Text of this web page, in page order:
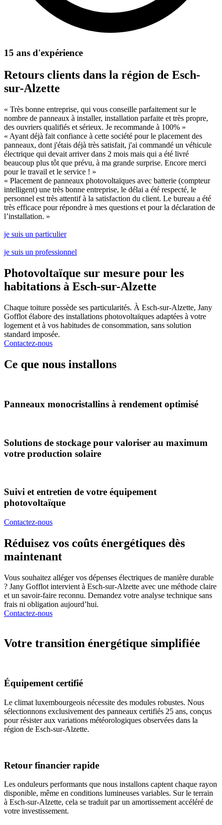
15 ans d'expérience
Retours clients dans la région de Esch-
sur-Alzette
« Très bonne entreprise, qui vous conseille parfaitement sur le
nombre de panneaux à installer, installation parfaite et très propre,
des ouvriers qualifiés et sérieux. Je recommande à 100% »
« Ayant déjà fait confiance à cette société pour le placement des
panneaux, dont j'étais déjà très satisfait, j'ai commandé un véhicule
électrique qui devait arriver dans 2 mois mais qui a été livré
beaucoup plus tôt que prévu, à ma grande surprise. Encore merci
pour le travail et le service ! »
« Placement de panneaux photovoltaïques avec batterie (compteur
intelligent) une très bonne entreprise, le délai a été respecté, le
personnel est très attentif à la satisfaction du client. Le bureau a été
très efficace pour répondre à mes questions et pour la déclaration de
l’installation. »
je suis un particulier
je suis un professionnel
Photovoltaïque sur mesure pour les
habitations à Esch-sur-Alzette
Chaque toiture possède ses particularités. À Esch-sur-Alzette, Jany
Gofflot élabore des installations photovoltaïques adaptées à votre
logement et à vos habitudes de consommation, sans solution
standard imposée.
Contactez-nous
Ce que nous installons
Panneaux monocristallins à rendement optimisé
Solutions de stockage pour valoriser au maximum
votre production solaire
Suivi et entretien de votre équipement
photovoltaïque
Contactez-nous
Réduisez vos coûts énergétiques dès
maintenant
Vous souhaitez alléger vos dépenses électriques de manière durable
? Jany Gofflot intervient à Esch-sur-Alzette avec une méthode claire
et un savoir-faire reconnu. Demandez votre analyse technique sans
frais ni obligation aujourd’hui.
Contactez-nous
Votre transition énergétique simplifiée
Équipement certifié
Le climat luxembourgeois nécessite des modules robustes. Nous
sélectionnons exclusivement des panneaux certifiés 25 ans, conçus
pour résister aux variations météorologiques observées dans la
région de Esch-sur-Alzette.
Retour financier rapide
Les onduleurs performants que nous installons captent chaque rayon
disponible, même en conditions lumineuses variables. Sur le terrain
à Esch-sur-Alzette, cela se traduit par un amortissement accéléré de
votre investissement.